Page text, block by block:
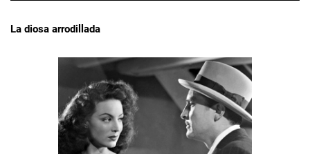
La diosa arrodillada